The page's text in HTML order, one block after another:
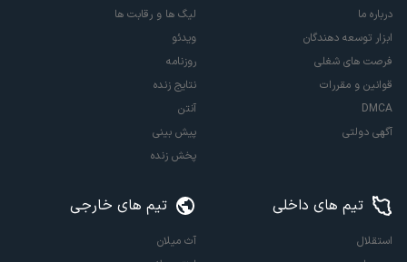
درباره ما
ابزار توسعه دهندگان
فرصت های شغلی
قوانین و مقررات
DMCA
آگهی دولتی
لیگ ها و رقابت ها
ویدئو
روزنامه
نتایج زنده
آنتن
پیش بینی
پخش زنده
تیم های داخلی
استقلال
تیم های خارجی
آث میلان